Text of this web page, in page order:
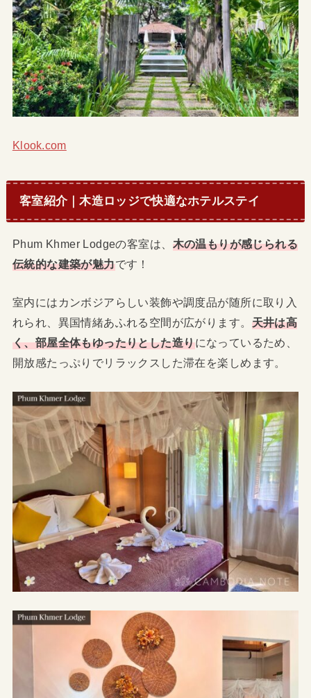
Klook.com
客室紹介｜木造ロッジで快適なホテルステイ
Phum Khmer Lodgeの客室は、 木の温もりが感じられる
伝統的な建築が魅力です！
室内にはカンボジアらしい装飾や調度品が随所に取り入
れられ、異国情緒あふれる空間が広がります。 天井は高
く、部屋全体もゆったりとした造りになっているため、
開放感たっぷりでリラックスした滞在を楽しめます。